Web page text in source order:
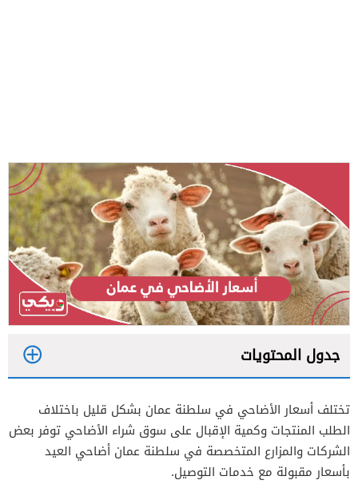
جدول المحتويات
2
3
4
تختلف أسعار الأضاحي في سلطنة عمان بشكل قليل باختلاف
الطلب المنتجات وكمية الإقبال على سوق شراء الأضاحي توفر بعض
الشركات والمزارع المتخصصة في سلطنة عمان أضاحي العيد
بأسعار مقبولة مع خدمات التوصيل.